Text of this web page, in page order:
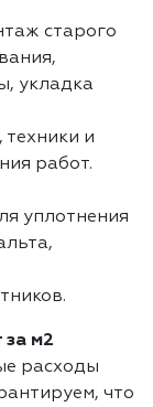
старого
укладка
техники и
работ.
уплотнения
за м2
расходы
что